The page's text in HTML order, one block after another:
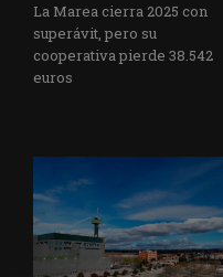
La Marea cierra 2025 con
superávit, pero su
cooperativa pierde 38.542
euros